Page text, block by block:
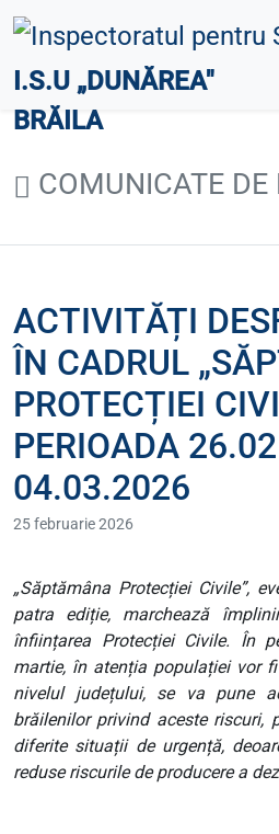
I.S.U „DUNĂREA"
BRĂILA
COMUNICATE DE
ACTIVITĂȚI
ÎN CADRUL
PROTECȚIEI
PERIOADA
04.03.2026
25 februarie 2026
„Săptămâna Protecției Civile”,
patra ediție, marchează
înființarea Protecției Civile. În
martie, în atenția populației vor
nivelul județului, se va pune
brăilenilor privind aceste riscuri,
diferite situații de urgență,
reduse riscurile de producere a